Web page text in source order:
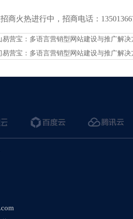
商火热进行中，招商电话：
易营宝：多语言营销型网站建设与推广解决
易营宝：多语言营销型网站建设与推广解决